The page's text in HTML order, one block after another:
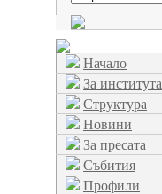
Начало
За института
Структура
Новини
За пресата
Събития
Профили